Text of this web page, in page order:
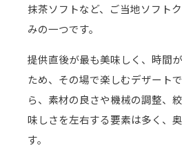
抹茶ソフトなど、ご当地ソフト
みの一つです。
提供直後が最も美味しく、時間
ため、その場で楽しむデザート
ら、素材の良さや機械の調整、
味しさを左右する要素は多く、
す。